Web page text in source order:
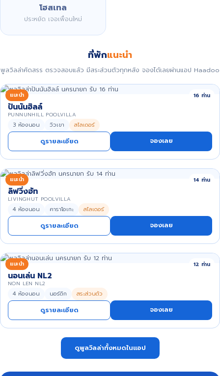
โฮสเทล
ประหยัด เจอเพื่อนใหม่
ที่พักแนะนำ
พูลวิลล่าคัดสรร ตรวจสอบแล้ว มีสระส่วนตัวทุกหลัง จองได้เลยผ่านแอป Haadoo
แนะนำ 16 ท่าน
ปันนันฮิลล์
PUNNUNHILL POOLVILLA
3 ห้องนอน วิวเขา สไลเดอร์
ดูรายละเอียด จองเลย
แนะนำ 14 ท่าน
ลิฟวิ่งฮัท
LIVINGHUT POOLVILLA
4 ห้องนอน คาราโอเกะ สไลเดอร์
ดูรายละเอียด จองเลย
แนะนำ 12 ท่าน
นอนเล่น NL2
NON LEN NL2
4 ห้องนอน นอร์ดิก สระส่วนตัว
ดูรายละเอียด จองเลย
ดูพูลวิลล่าทั้งหมดในแอป